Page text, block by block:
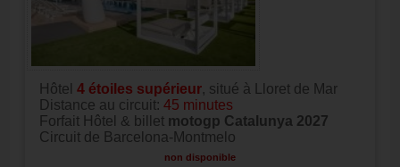
Hôtel 4 étoiles supérieur, situé à Lloret de Mar
Distance au circuit: 45 minutes
Forfait Hôtel & billet motogp Catalunya 2027
Circuit de Barcelona-Montmelo
non disponible